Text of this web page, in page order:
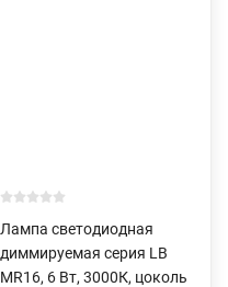
Лампа светодиодная
диммируемая серия LB
MR16, 6 Вт, 3000К, цоколь